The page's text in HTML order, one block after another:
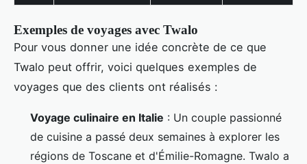
Exemples de voyages avec Twalo
Pour vous donner une idée concrète de ce que
Twalo peut offrir, voici quelques exemples de
voyages que des clients ont réalisés :
Voyage culinaire en Italie : Un couple passionné
de cuisine a passé deux semaines à explorer les
régions de Toscane et d'Émilie-Romagne. Twalo a